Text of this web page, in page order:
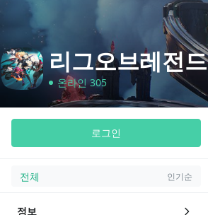
리그오브레전드
온라인 305
로그인
전체 인기순
정보